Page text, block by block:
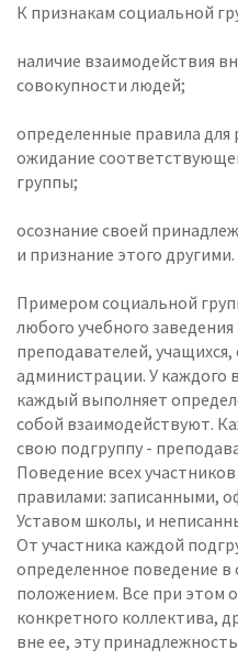
К признакам социальной
наличие взаимодействия
совокупности людей;
определенные правила
ожидание
группы;
осознание своей
и признание этого другими.
Примером социальной
любого учебного
преподавателей,
администрации. У каждого
каждый выполняет
собой взаимодействуют.
свою подгруппу -
Поведение всех
правилами: записанными,
Уставом школы, и
От участника каждой
определенное поведение в
положением. Все при этом
конкретного коллектива,
вне ее, эту